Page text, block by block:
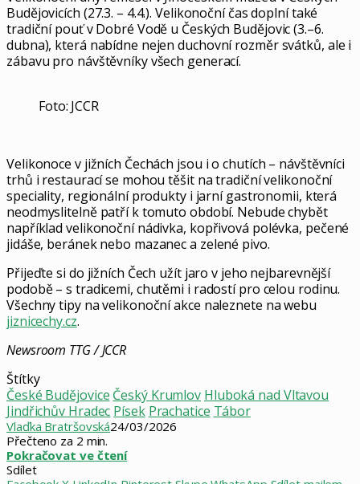
Budějovicích (27.3. – 4.4.). Velikonoční čas doplní také
tradiční pouť v Dobré Vodě u Českých Budějovic (3.–6.
dubna), která nabídne nejen duchovní rozměr svátků, ale i
zábavu pro návštěvníky všech generací.
Foto: JCCR
Velikonoce v jižních Čechách jsou i o chutích – návštěvníci
trhů i restaurací se mohou těšit na tradiční velikonoční
speciality, regionální produkty i jarní gastronomii, která
neodmyslitelně patří k tomuto období. Nebude chybět
například velikonoční nádivka, kopřivová polévka, pečené
jidáše, beránek nebo mazanec a zelené pivo.
Přijeďte si do jižních Čech užít jaro v jeho nejbarevnější
podobě – s tradicemi, chutěmi i radostí pro celou rodinu.
Všechny tipy na velikonoční akce naleznete na webu
jiznicechy.cz.
Newsroom TTG / JCCR
Štítky
České Budějovice Český Krumlov Hluboká nad Vltavou
Jindřichův Hradec Písek Prachatice Tábor
Vlaďka Bratršovská24/03/2026
Přečteno za 2 min.
Pokračovat ve čtení
Sdílet